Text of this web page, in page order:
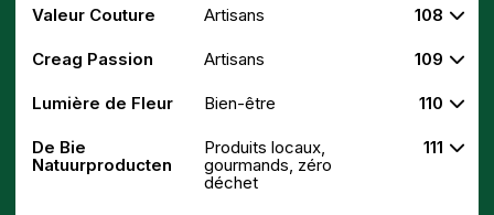
Valeur Couture Artisans 108
Creag Passion Artisans 109
Lumière de Fleur Bien-être 110
De Bie
Natuurproducten
Produits locaux,
gourmands, zéro
déchet
111